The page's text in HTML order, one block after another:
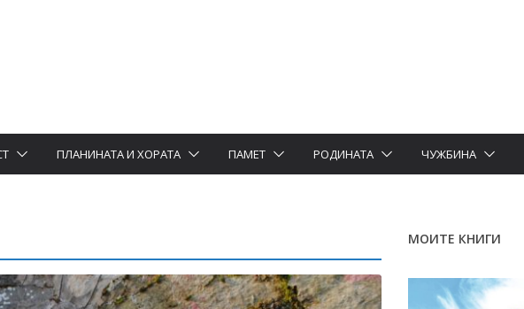
ПЛАНИНАТА И ХОРАТА ПАМЕТ РОДИНАТА ЧУЖБИНА
МОИТЕ КНИГИ